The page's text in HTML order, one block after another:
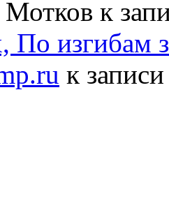
Мотков к
изгибам
к